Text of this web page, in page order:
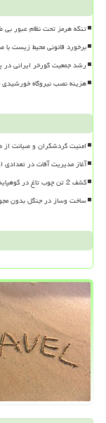
تنگه هرمز تحت نظام عبور بی
برخورد قانونی محیط زیست
رشد جمعیت گورخر ایرانی در پارک ملی
هزینه نصب نیروگاه خورشیدی
امنیت گردشگران و صیانت از
آغاز مدیریت آفات در تعدادی
کشف 2 تن چوب تاغ در کوهپایه اصفهان طی 24 ساعت اخیر 8 نفر دستگیر شدند
ساخت وساز در جنگل بدون